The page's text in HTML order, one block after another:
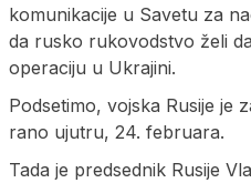
komunikacije u Savetu za
da rusko rukovodstvo želi
operaciju u Ukrajini.
Podsetimo, vojska Rusije je
rano ujutru, 24. februara.
Tada je predsednik Rusije